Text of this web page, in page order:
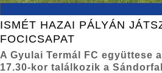
ISMÉT HAZAI PÁLYÁN
FOCICSAPAT
A Gyulai Termál FC együttese
17.30-kor találkozik a